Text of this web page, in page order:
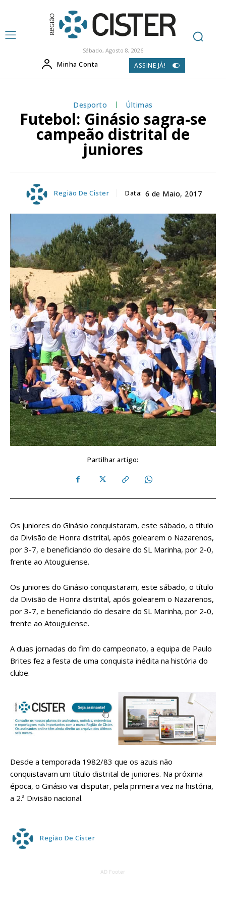
Sábado, Agosto 8, 2026
Minha Conta ASSINE JÁ!
Desporto Últimas
Futebol: Ginásio sagra-se
campeão distrital de
juniores
Região De Cister Data: 6 de Maio, 2017
Partilhar artigo:
Os juniores do Ginásio conquistaram, este sábado, o título
da Divisão de Honra distrital, após golearem o Nazarenos,
por 3-7, e beneficiando do desaire do SL Marinha, por 2-0,
frente ao Atouguiense.
Os juniores do Ginásio conquistaram, este sábado, o título
da Divisão de Honra distrital, após golearem o Nazarenos,
por 3-7, e beneficiando do desaire do SL Marinha, por 2-0,
frente ao Atouguiense.
A duas jornadas do fim do campeonato, a equipa de Paulo
Brites fez a festa de uma conquista inédita na história do
clube.
Desde a temporada 1982/83 que os azuis não
conquistavam um título distrital de juniores. Na próxima
época, o Ginásio vai disputar, pela primeira vez na história,
a 2.ª Divisão nacional.
Região De Cister
AD Footer